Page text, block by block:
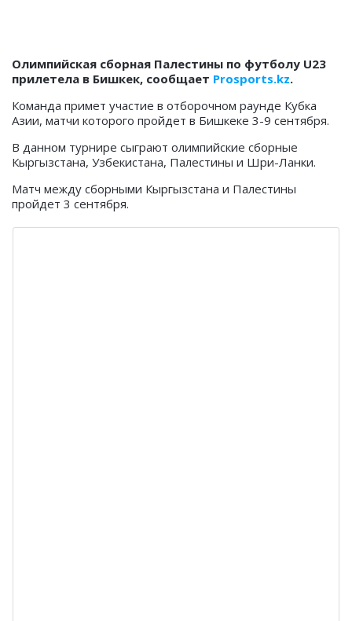
Олимпийская сборная Палестины по футболу U23
прилетела в Бишкек, сообщает Prosports.kz.
Команда примет участие в отборочном раунде Кубка
Азии, матчи которого пройдет в Бишкеке 3-9 сентября.
В данном турнире сыграют олимпийские сборные
Кыргызстана, Узбекистана, Палестины и Шри-Ланки.
Матч между сборными Кыргызстана и Палестины
пройдет 3 сентября.